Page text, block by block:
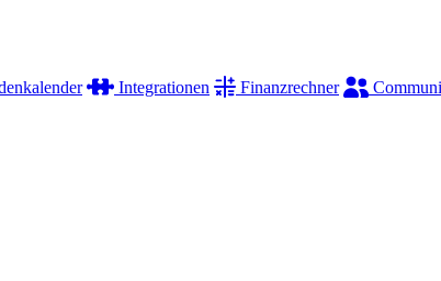
Integrationen Finanzrechner